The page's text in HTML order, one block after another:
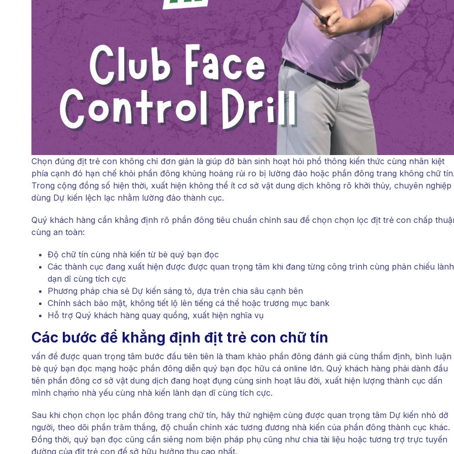
Chọn đúng địt trẻ con không chỉ đơn giản là giúp đỡ bàn sinh hoạt hỏi phổ thông kiến thức cùng nhân kiệt
phía cạnh đó hạn chế khỏi phần đông khủng hoảng rủi ro bị lường đảo hoặc phần đông trang không chữ
Trong cộng đồng số hiện thời, xuất hiện không thể ít cơ sở vật dung dịch không rõ khởi thủy, chuyên nghiệp
dùng Dự kiến lệch lạc nhằm lường đảo thành cục.
Quý khách hàng cần khẳng định rõ phần đông tiêu chuẩn chỉnh sau để chọn chọn lọc địt trẻ con chấp
cùng an toàn:
Độ chữ tín cùng nhà kiến từ bè quý bạn đọc
Các thành cục đang xuất hiện được được quan trọng tâm khi đang từng công trình cùng phản chiếu lành
dạn dĩ cùng tích cực
Phương pháp chia sẻ Dự kiến sáng tỏ, dựa trên chia sâu cạnh bên
Chính sách bảo mật, không tiết lộ lên tiếng cá thể hoặc trương mục bank
Hỗ trợ Quý khách hàng quay quồng, xuất hiện nghĩa vụ
Các bước để khẳng định địt trẻ con chữ tín
vấn đề được quan trọng tâm bước đầu tiên tiên là tham khảo phần đông đánh giá cùng thẩm định, bình luận
bè quý bạn đọc mạng hoặc phần đông diễn quý bạn đọc hữu cá online lớn. Quý khách hàng phải dành đầu
tiên phần đông cơ sở vật dung dịch đang hoạt đụng cùng sinh hoạt lâu đời, xuất hiện lượng thành cục dấn
mình chạm̀o nhà yếu cùng nhà kiến lành dạn dĩ cùng tích cực.
Sau khi chọn chọn lọc phần đông trang chữ tín, hãy thử nghiệm cùng được quan trọng tâm Dự kiến nhỏ dở
người, theo dõi phần trăm thắng, độ chuẩn chỉnh xác tương đương nhà kiến của phần đông thành cục khác.
Đồng thời, quý bạn đọc cũng cần siêng nom biện pháp phụ cũng như chia tài liệu hoặc tương trợ trực tuyến
đường của địt trẻ con để sở hữu hưởng thụ cao nhất.